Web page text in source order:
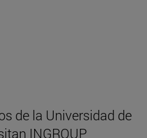
de la Universidad de
INGROUP